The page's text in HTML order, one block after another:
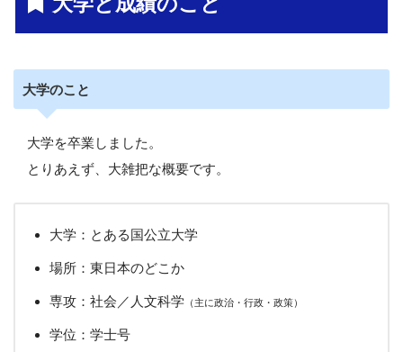
大学のこと
大学を卒業しました。
とりあえず、大雑把な概要です。
大学：とある国公立大学
場所：東日本のどこか
専攻：社会／人文科学 （主に政治・行政・政策）
学位：学士号